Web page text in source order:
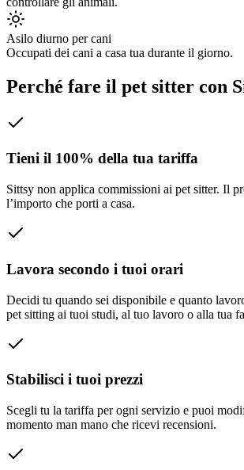
Asilo diurno per cani
Occupati dei cani a casa tua durante il giorno.
Perché fare il pet sitter con
Tieni il 100% della tua tariffa
Sittsy non applica commissioni ai pet sitter. Il
l’importo che porti a casa.
Lavora secondo i tuoi orari
Decidi tu quando sei disponibile e quanto
pet sitting ai tuoi studi, al tuo lavoro o alla tua
Stabilisci i tuoi prezzi
Scegli tu la tariffa per ogni servizio e puoi
momento man mano che ricevi recensioni.